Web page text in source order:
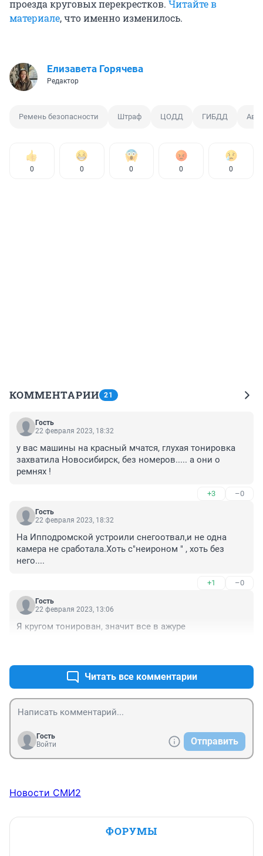
проезда круговых перекрестков. Читайте в
материале, что именно изменилось.
Елизавета Горячева
Редактор
Ремень безопасности Штраф ЦОДД ГИБДД
0 0 0 0 0
КОММЕНТАРИИ 21
Гость
22 февраля 2023, 18:32
у вас машины на красный мчатся, глухая тонировка
захватила Новосибирск, без номеров..... а они о
ремнях !
+3 –0
Гость
22 февраля 2023, 18:32
На Ипподромской устроили снегоотвал,и не одна
камера не сработала.Хоть с"неироном " , хоть без
него....
+1 –0
Гость
22 февраля 2023, 13:06
Я кругом тонирован, значит все в ажуре
Читать все комментарии
Гость
Войти
Отправить
Новости СМИ2
ФОРУМЫ